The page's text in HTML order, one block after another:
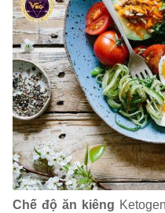
Chế độ ăn kiêng